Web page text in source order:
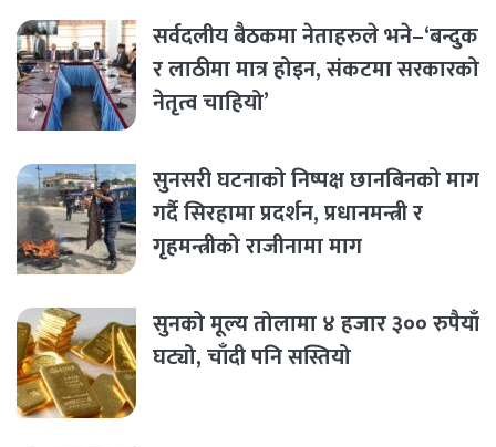
सर्वदलीय बैठकमा नेताहरुले भने–‘बन्दुक
र लाठीमा मात्र होइन, संकटमा सरकारको
नेतृत्व चाहियो’
सुनसरी घटनाको निष्पक्ष छानबिनको माग
गर्दै सिरहामा प्रदर्शन, प्रधानमन्त्री र
गृहमन्त्रीको राजीनामा माग
सुनको मूल्य तोलामा ४ हजार ३०० रुपैयाँ
घट्यो, चाँदी पनि सस्तियो